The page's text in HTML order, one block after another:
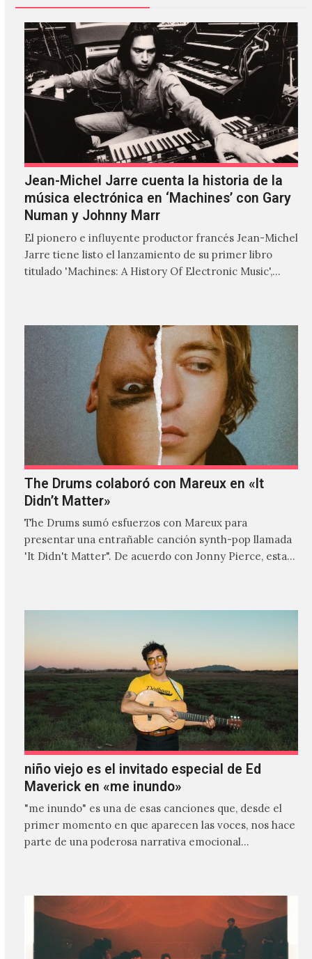
Jean-Michel Jarre cuenta la historia de la
música electrónica en ‘Machines’ con Gary
Numan y Johnny Marr
El pionero e influyente productor francés Jean-Michel
Jarre tiene listo el lanzamiento de su primer libro
titulado 'Machines: A History Of Electronic Music',
The Drums colaboró con Mareux en «It
Didn’t Matter»
The Drums sumó esfuerzos con Mareux para
presentar una entrañable canción synth-pop llamada
'It Didn't Matter". De acuerdo con Jonny Pierce, esta
niño viejo es el invitado especial de Ed
Maverick en «me inundo»
"me inundo" es una de esas canciones que, desde el
primer momento en que aparecen las voces, nos hace
parte de una poderosa narrativa emocional…